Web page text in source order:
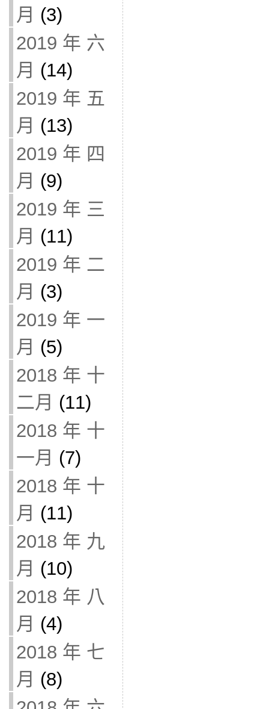
月 (3)
2019 年 六
月 (14)
2019 年 五
月 (13)
2019 年 四
月 (9)
2019 年 三
月 (11)
2019 年 二
月 (3)
2019 年 一
月 (5)
2018 年 十
二月 (11)
2018 年 十
一月 (7)
2018 年 十
月 (11)
2018 年 九
月 (10)
2018 年 八
月 (4)
2018 年 七
月 (8)